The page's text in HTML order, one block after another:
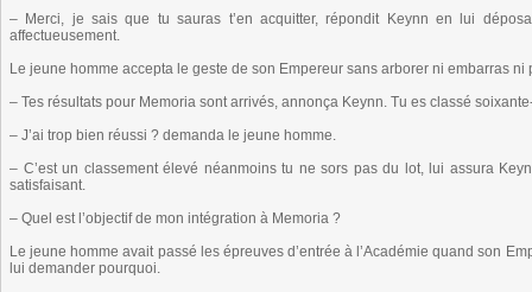
– Merci, je sais que tu sauras t’en acquitter, répondit Keynn en lui
affectueusement.
Le jeune homme accepta le geste de son Empereur sans arborer ni embarras ni
– Tes résultats pour Memoria sont arrivés, annonça Keynn. Tu es classé
– J’ai trop bien réussi ? demanda le jeune homme.
– C’est un classement élevé néanmoins tu ne sors pas du lot, lui assura
satisfaisant.
– Quel est l’objectif de mon intégration à Memoria ?
Le jeune homme avait passé les épreuves d’entrée à l’Académie quand son
lui demander pourquoi.